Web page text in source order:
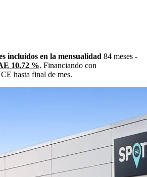
incluidos en la mensualidad 84 meses -
10,72 %. Financiando con
hasta final de mes.